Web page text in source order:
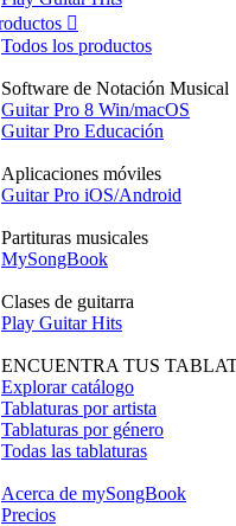

Todos los productos
Software de Notación Musical
Guitar Pro 8 Win/macOS
Guitar Pro Educación
Aplicaciones móviles
Guitar Pro iOS/Android
Partituras musicales
MySongBook
Clases de guitarra
Play Guitar Hits
ENCUENTRA TUS
Explorar catálogo
Tablaturas por artista
Tablaturas por género
Todas las tablaturas
Acerca de mySongBook
Precios